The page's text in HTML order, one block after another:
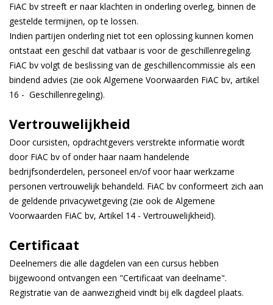
FiAC bv streeft er naar klachten in onderling overleg, binnen de
gestelde termijnen, op te lossen.
Indien partijen onderling niet tot een oplossing kunnen komen
ontstaat een geschil dat vatbaar is voor de geschillenregeling.
FiAC bv volgt de beslissing van de geschillencommissie als een
bindend advies (zie ook Algemene Voorwaarden FiAC bv, artikel
16 - Geschillenregeling).
Vertrouwelijkheid
Door cursisten, opdrachtgevers verstrekte informatie wordt
door FiAC bv of onder haar naam handelende
bedrijfsonderdelen, personeel en/of voor haar werkzame
personen vertrouwelijk behandeld. FiAC bv conformeert zich aan
de geldende privacywetgeving (zie ook de Algemene
Voorwaarden FiAC bv, Artikel 14 - Vertrouwelijkheid).
Certificaat
Deelnemers die alle dagdelen van een cursus hebben
bijgewoond ontvangen een "Certificaat van deelname".
Registratie van de aanwezigheid vindt bij elk dagdeel plaats.